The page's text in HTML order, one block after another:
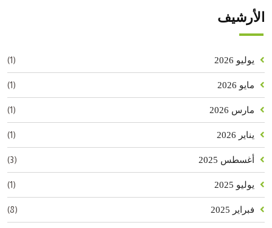
الأرشيف
يوليو 2026 (1)
مايو 2026 (1)
مارس 2026 (1)
يناير 2026 (1)
أغسطس 2025 (3)
يوليو 2025 (1)
فبراير 2025 (8)